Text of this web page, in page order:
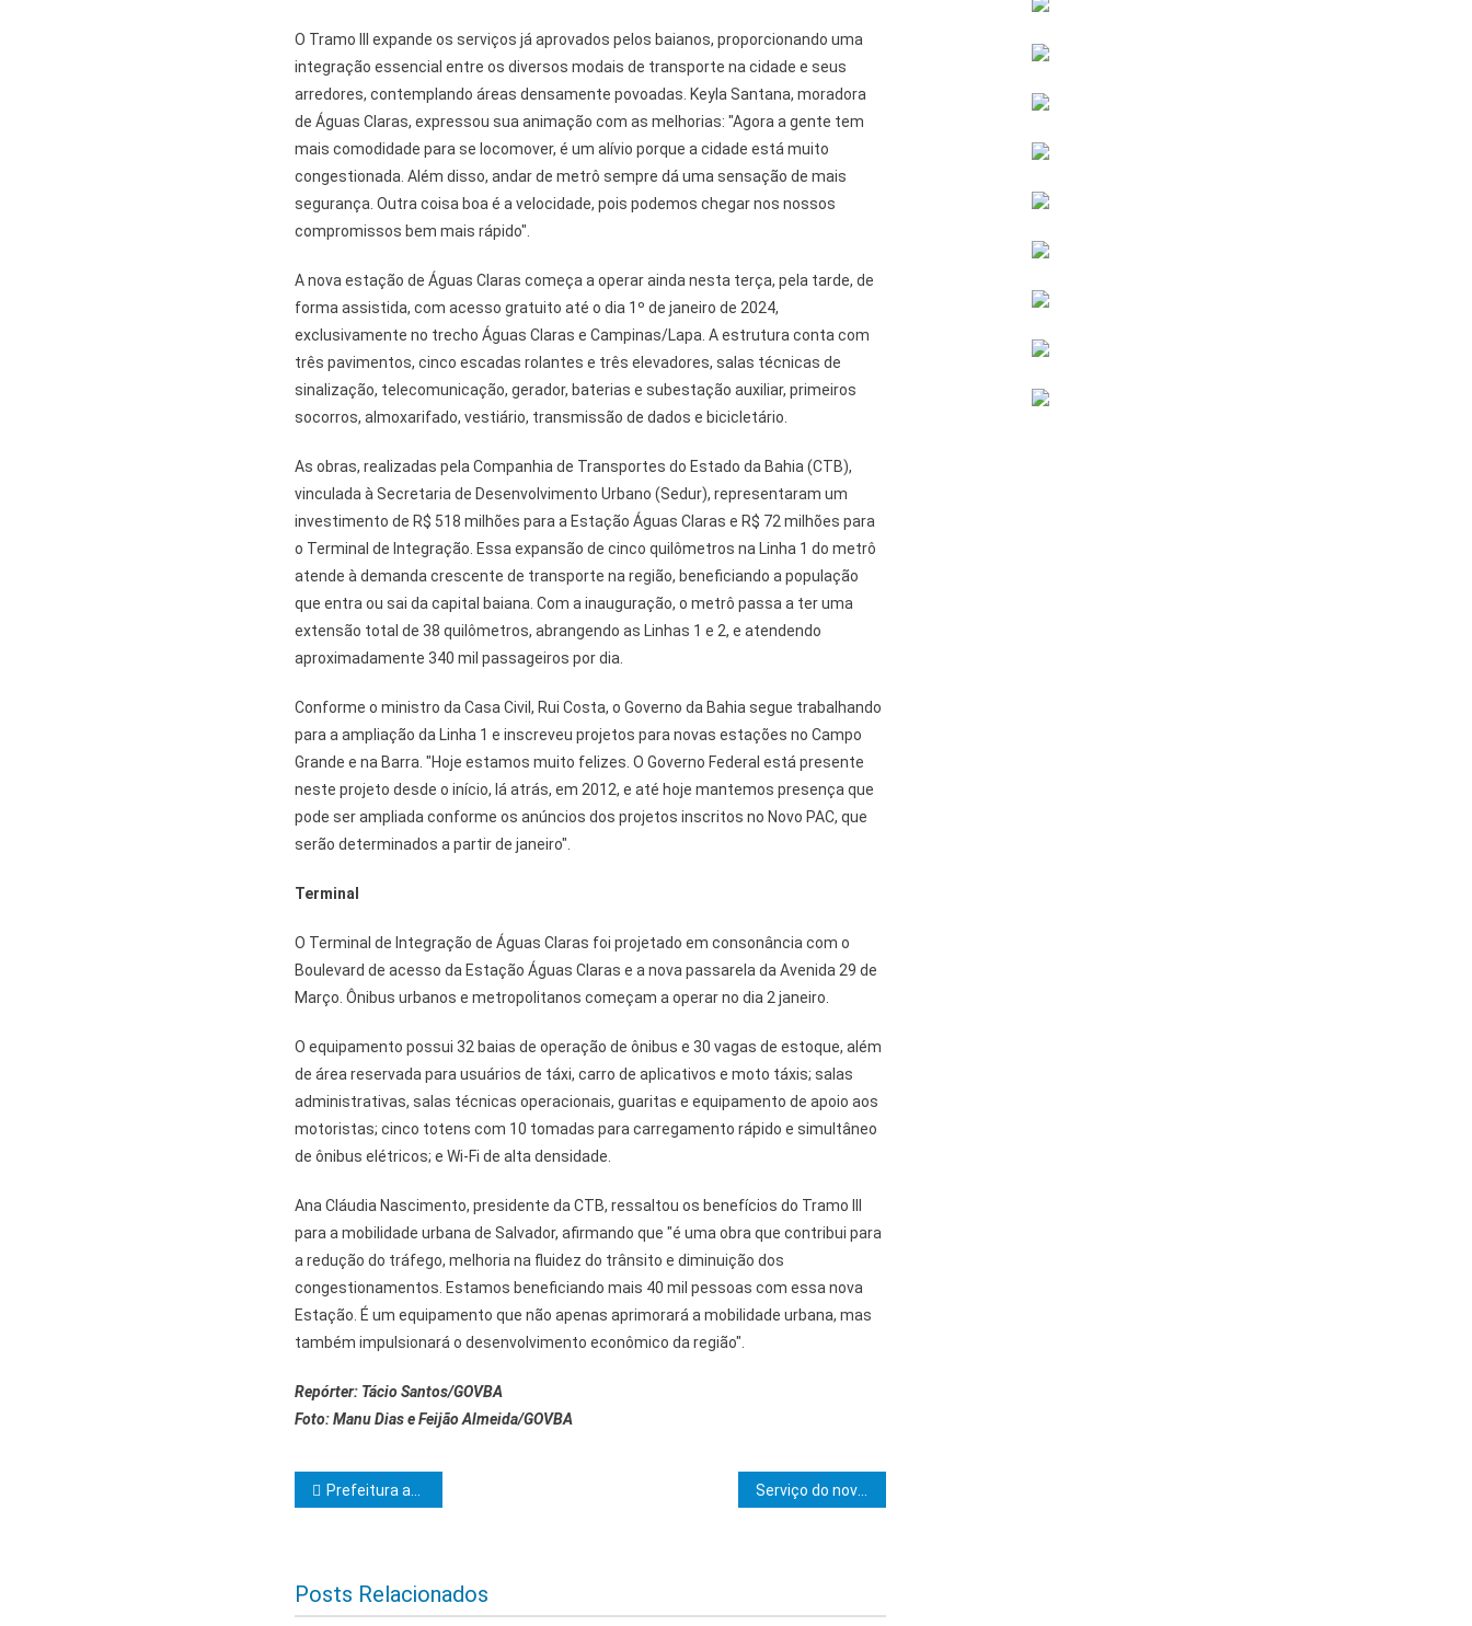
O Tramo III expande os serviços já aprovados pelos baianos, proporcionando uma
integração essencial entre os diversos modais de transporte na cidade e seus
arredores, contemplando áreas densamente povoadas. Keyla Santana, moradora
de Águas Claras, expressou sua animação com as melhorias: "Agora a gente tem
mais comodidade para se locomover, é um alívio porque a cidade está muito
congestionada. Além disso, andar de metrô sempre dá uma sensação de mais
segurança. Outra coisa boa é a velocidade, pois podemos chegar nos nossos
compromissos bem mais rápido".
A nova estação de Águas Claras começa a operar ainda nesta terça, pela tarde, de
forma assistida, com acesso gratuito até o dia 1º de janeiro de 2024,
exclusivamente no trecho Águas Claras e Campinas/Lapa. A estrutura conta com
três pavimentos, cinco escadas rolantes e três elevadores, salas técnicas de
sinalização, telecomunicação, gerador, baterias e subestação auxiliar, primeiros
socorros, almoxarifado, vestiário, transmissão de dados e bicicletário.
As obras, realizadas pela Companhia de Transportes do Estado da Bahia (CTB),
vinculada à Secretaria de Desenvolvimento Urbano (Sedur), representaram um
investimento de R$ 518 milhões para a Estação Águas Claras e R$ 72 milhões para
o Terminal de Integração. Essa expansão de cinco quilômetros na Linha 1 do metrô
atende à demanda crescente de transporte na região, beneficiando a população
que entra ou sai da capital baiana. Com a inauguração, o metrô passa a ter uma
extensão total de 38 quilômetros, abrangendo as Linhas 1 e 2, e atendendo
aproximadamente 340 mil passageiros por dia.
Conforme o ministro da Casa Civil, Rui Costa, o Governo da Bahia segue trabalhando
para a ampliação da Linha 1 e inscreveu projetos para novas estações no Campo
Grande e na Barra. "Hoje estamos muito felizes. O Governo Federal está presente
neste projeto desde o início, lá atrás, em 2012, e até hoje mantemos presença que
pode ser ampliada conforme os anúncios dos projetos inscritos no Novo PAC, que
serão determinados a partir de janeiro".
Terminal
O Terminal de Integração de Águas Claras foi projetado em consonância com o
Boulevard de acesso da Estação Águas Claras e a nova passarela da Avenida 29 de
Março. Ônibus urbanos e metropolitanos começam a operar no dia 2 janeiro.
O equipamento possui 32 baias de operação de ônibus e 30 vagas de estoque, além
de área reservada para usuários de táxi, carro de aplicativos e moto táxis; salas
administrativas, salas técnicas operacionais, guaritas e equipamento de apoio aos
motoristas; cinco totens com 10 tomadas para carregamento rápido e simultâneo
de ônibus elétricos; e Wi-Fi de alta densidade.
Ana Cláudia Nascimento, presidente da CTB, ressaltou os benefícios do Tramo III
para a mobilidade urbana de Salvador, afirmando que "é uma obra que contribui para
a redução do tráfego, melhoria na fluidez do trânsito e diminuição dos
congestionamentos. Estamos beneficiando mais 40 mil pessoas com essa nova
Estação. É um equipamento que não apenas aprimorará a mobilidade urbana, mas
também impulsionará o desenvolvimento econômico da região".
Repórter: Tácio Santos/GOVBA
Foto: Manu Dias e Feijão Almeida/GOVBA
Navegação de Post
Prefeitura amplia fase de testes após a implantação de conjuntos semafóricos em Itabuna
Posts Relacionados